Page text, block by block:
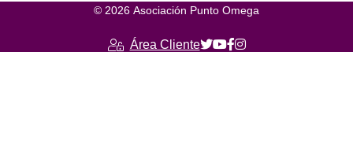
© 2026 Asociación Punto Omega
Área Cliente